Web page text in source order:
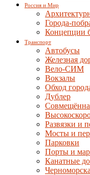
Россия и Мир
Города-
Концепции
Транспорт
Автобусы
Железная
Вело-СИМ
Вокзалы
Обход
Дублер
Развязки и
Мосты и
Парковки
Порты и
Канатные